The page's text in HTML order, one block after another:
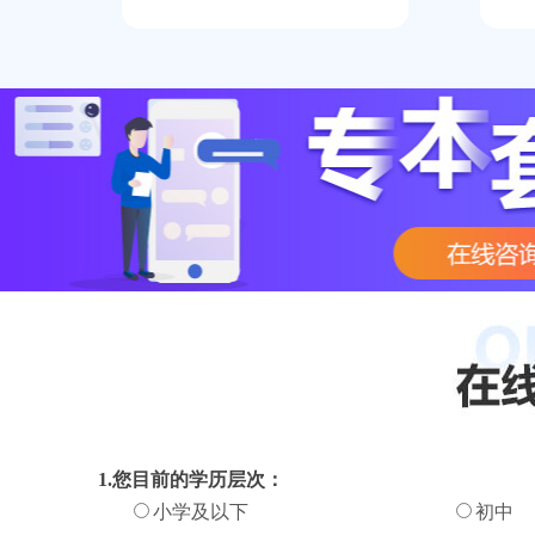
1.您目前的学历层次：
小学及以下
初中